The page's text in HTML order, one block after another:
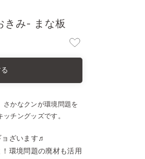
きみ- まな板
さかなクンが環境問題を
チングッズです。
ョざいます♬
環境問題の廃材も活用